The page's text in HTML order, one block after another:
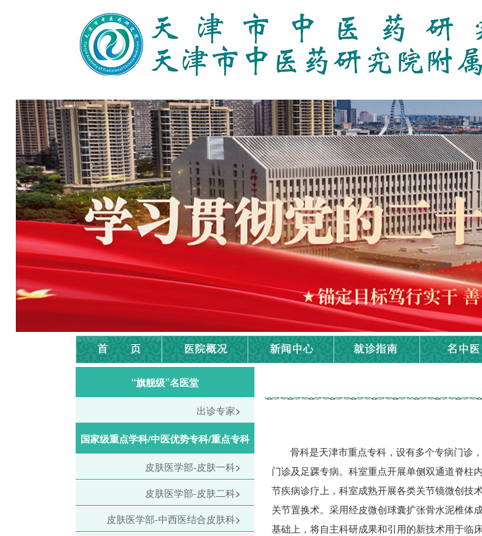
“旗舰级”名医堂
出诊专家>
国家级重点学科/中医优势专科/重点专科
皮肤医学部-皮肤一科>
皮肤医学部-皮肤二科>
皮肤医学部-中西医结合皮肤科>
骨科是天津市重点专科，设有多个专病门诊
门诊及足踝专病。科室重点开展单侧双通道脊柱
节疾病诊疗上，科室成熟开展各类关节镜微创技
关节置换术。采用经皮微创球囊扩张骨水泥椎体
基础上，将自主科研成果和引用的新技术用于临